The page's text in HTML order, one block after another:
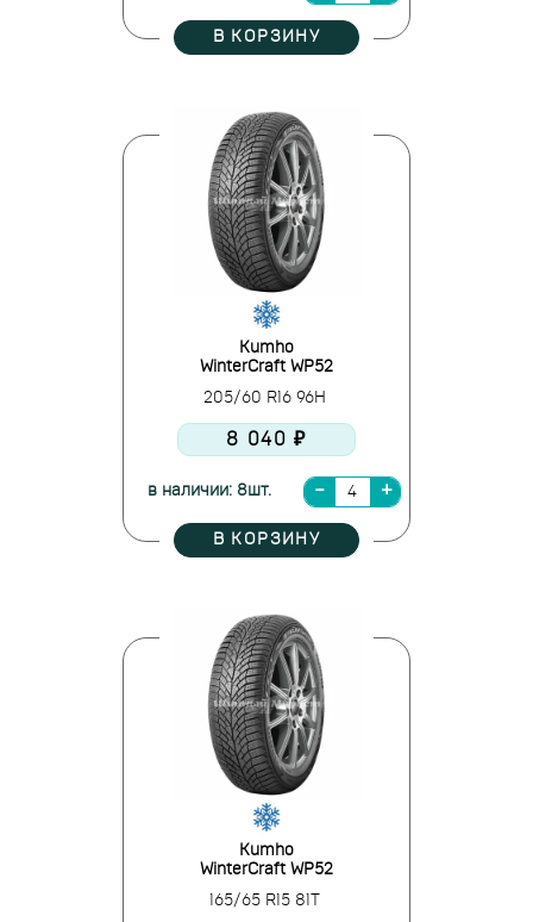
В КОРЗИНУ
Kumho
WinterCraft WP52
205/60 R16 96H
8 040 ₽
в наличии: 8шт.
В КОРЗИНУ
Kumho
WinterCraft WP52
165/65 R15 81T